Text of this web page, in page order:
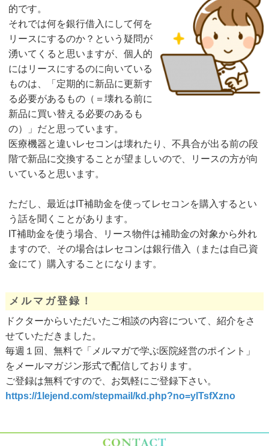
的です。
それでは何を銀行借入にして何を
リースにするのか？という疑問が
湧いてくると思いますが、個人的
にはリースにするのに向いている
ものは、「定期的に新品に更新す
る必要があるもの（＝壊れる前に
新品に買い替える必要のあるも
の）」だと思っています。
医療機器と違いレセコンは壊れたり、不具合が出る前の段
階で新品に交換することが望ましいので、リースの方が向
いていると思います。
ただし、最近はIT補助金を使ってレセコンを購入するとい
う話を聞くことがあります。
IT補助金を使う場合、リース物件は補助金の対象から外れ
ますので、その場合はレセコンは銀行借入（または自己資
金にて）購入することになります。
メルマガ登録！
ドクターからいただいたご相談の内容について、紹介をさ
せていただきました。
毎週１回、無料で「メルマガで学ぶ医院経営のポイント」
をメールマガジン形式で配信しております。
ご登録は無料ですので、お気軽にご登録下さい。
https://1lejend.com/stepmail/kd.php?no=ylTsfXzno